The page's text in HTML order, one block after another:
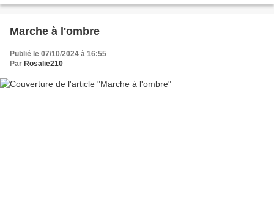
Marche à l'ombre
Publié le 07/10/2024 à 16:55
Par Rosalie210